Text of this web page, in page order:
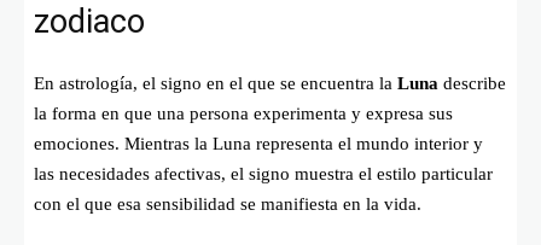
zodiaco
En astrología, el signo en el que se encuentra la Luna describe
la forma en que una persona experimenta y expresa sus
emociones. Mientras la Luna representa el mundo interior y
las necesidades afectivas, el signo muestra el estilo particular
con el que esa sensibilidad se manifiesta en la vida.